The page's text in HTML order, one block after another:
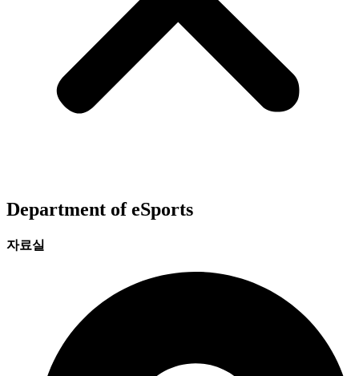
Department of eSports
자료실